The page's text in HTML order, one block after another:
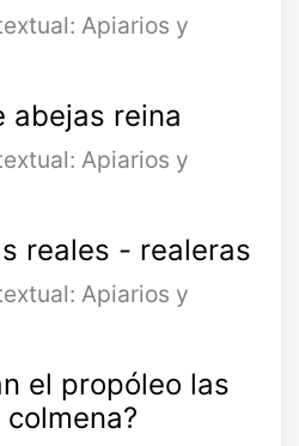
Apiarios y
abejas reina
Apiarios y
reales - realeras
Apiarios y
el propóleo las